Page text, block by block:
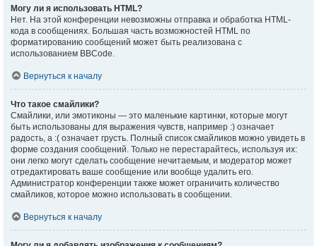
Могу ли я использовать HTML?
Нет. На этой конференции невозможны отправка и обработка HTML-
кода в сообщениях. Большая часть возможностей HTML по
форматированию сообщений может быть реализована с
использованием BBCode.
Вернуться к началу
Что такое смайлики?
Смайлики, или эмотиконы — это маленькие картинки, которые могут
быть использованы для выражения чувств, например :) означает
радость, а :( означает грусть. Полный список смайликов можно увидеть в
форме создания сообщений. Только не перестарайтесь, используя их:
они легко могут сделать сообщение нечитаемым, и модератор может
отредактировать ваше сообщение или вообще удалить его.
Администратор конференции также может ограничить количество
смайликов, которое можно использовать в сообщении.
Вернуться к началу